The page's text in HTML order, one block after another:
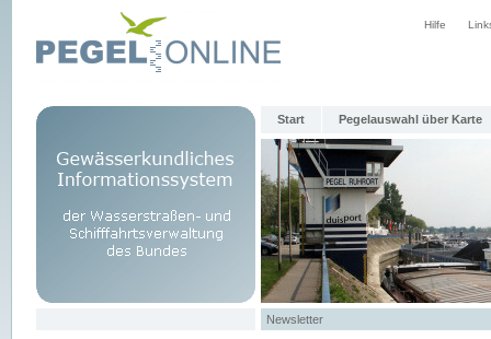
Hilfe
Start Pegelauswahl über Karte
Newsletter